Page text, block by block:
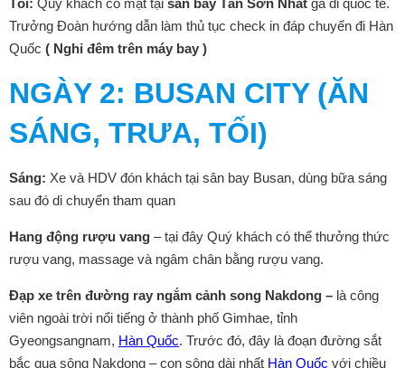
Tối: Quý khách có mặt tại sân bay Tân Sơn Nhất ga đi quốc tế.
Trưởng Đoàn hướng dẫn làm thủ tục check in đáp chuyến đi Hàn
Quốc ( Nghỉ đêm trên máy bay )
NGÀY 2: BUSAN CITY (ĂN
SÁNG, TRƯA, TỐI)
Sáng: Xe và HDV đón khách tại sân bay Busan, dùng bữa sáng
sau đó di chuyển tham quan
Hang động rượu vang – tại đây Quý khách có thể thưởng thức
rượu vang, massage và ngâm chân bằng rượu vang.
Đạp xe trên đường ray ngắm cảnh song Nakdong – là công
viên ngoài trời nổi tiếng ở thành phố Gimhae, tỉnh
Gyeongsangnam, Hàn Quốc. Trước đó, đây là đoạn đường sắt
bắc qua sông Nakdong – con sông dài nhất Hàn Quốc với chiều